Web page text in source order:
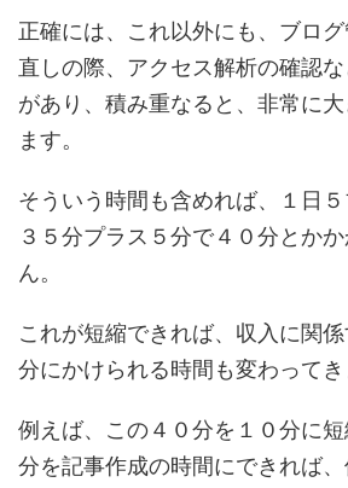
正確には、これ以外にも、ブロ
直しの際、アクセス解析の確認
があり、積み重なると、非常に
ます。
そういう時間も含めれば、１日５
３５分プラス５分で４０分とか
ん。
これが短縮できれば、収入に関
分にかけられる時間も変わってき
例えば、この４０分を１０分に
分を記事作成の時間にできれば